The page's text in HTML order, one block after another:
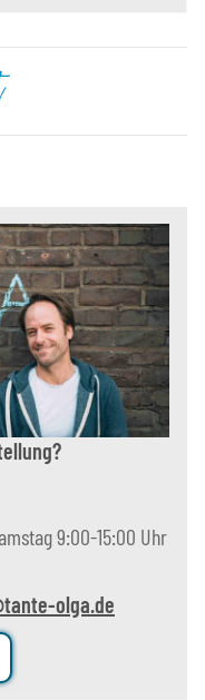
9:00-15:00 Uhr
olga.de